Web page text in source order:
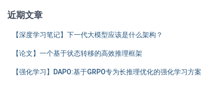
近期文章
【深度学习笔记】下一代大模型应该是什么架构？
【论文】一个基于状态转移的高效推理框架
【强化学习】DAPO:基于GRPO专为长推理优化的强化学习方案